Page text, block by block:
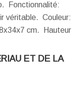
Fonctionnalité:
véritable. Couleur:
cm.
Hauteur
ET DE LA